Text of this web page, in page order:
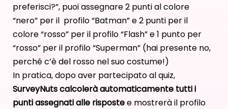
preferisci?”, puoi assegnare 2 punti al colore
“nero” per il profilo “Batman” e 2 punti per il
colore “rosso” per il profilo “Flash” e 1 punto per
“rosso” per il profilo “Superman” (hai presente no,
perché c’è del rosso nel suo costume!)
In pratica, dopo aver partecipato al quiz,
SurveyNuts calcolerà automaticamente tutti i
punti assegnati alle rispostee mostrerà il profilo